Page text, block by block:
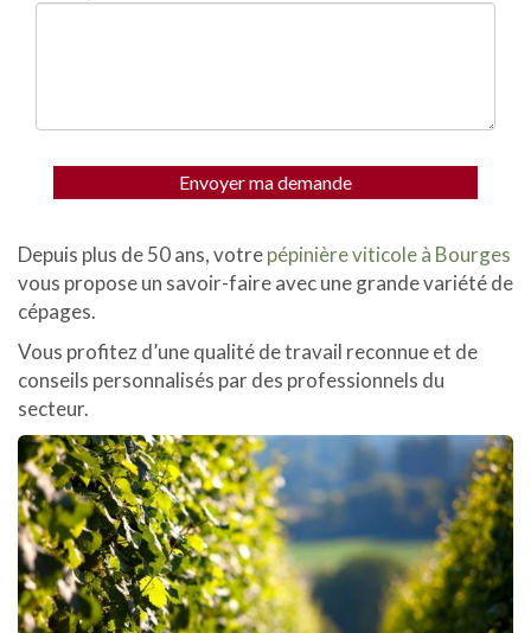
Envoyer ma demande
Depuis plus de 50 ans, votrepépinière viticole à Bourges
vous propose un savoir-faire avec une grande variété de
cépages.
Vous profitez d’une qualité de travail reconnue et de
conseils personnalisés par des professionnels du
secteur.